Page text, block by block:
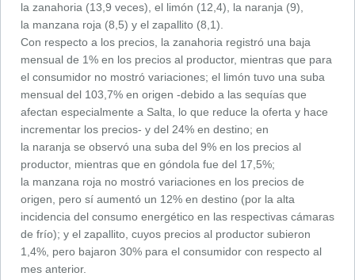
la zanahoria (13,9 veces), el limón (12,4), la naranja (9),
la manzana roja (8,5) y el zapallito (8,1).
Con respecto a los precios, la zanahoria registró una baja
mensual de 1% en los precios al productor, mientras que para
el consumidor no mostró variaciones; el limón tuvo una suba
mensual del 103,7% en origen -debido a las sequías que
afectan especialmente a Salta, lo que reduce la oferta y hace
incrementar los precios- y del 24% en destino; en
la naranja se observó una suba del 9% en los precios al
productor, mientras que en góndola fue del 17,5%;
la manzana roja no mostró variaciones en los precios de
origen, pero sí aumentó un 12% en destino (por la alta
incidencia del consumo energético en las respectivas cámaras
de frío); y el zapallito, cuyos precios al productor subieron
1,4%, pero bajaron 30% para el consumidor con respecto al
mes anterior.